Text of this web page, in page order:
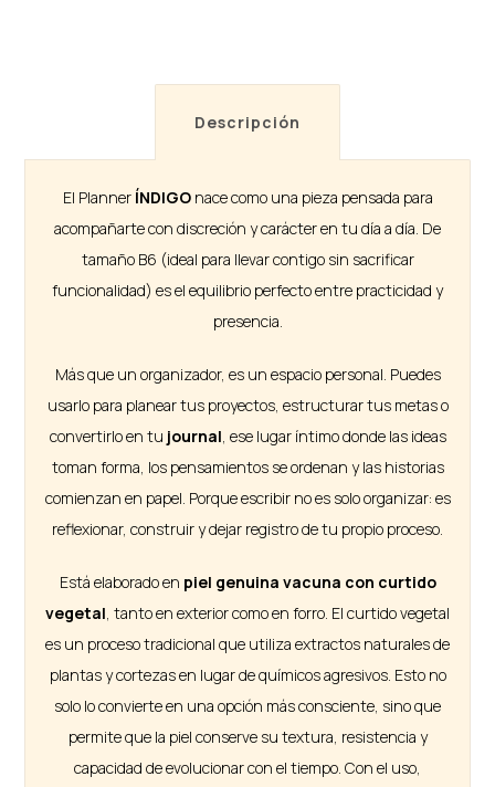
Descripción
El Planner ÍNDIGOnace como una pieza pensada para
acompañarte con discreción y carácter en tu día a día. De
tamaño B6 (ideal para llevar contigo sin sacrificar
funcionalidad) es el equilibrio perfecto entre practicidad y
presencia.
Más que un organizador, es un espacio personal. Puedes
usarlo para planear tus proyectos, estructurar tus metas o
convertirlo en tu journal, ese lugar íntimo donde las ideas
toman forma, los pensamientos se ordenan y las historias
comienzan en papel. Porque escribir no es solo organizar: es
reflexionar, construir y dejar registro de tu propio proceso.
Está elaborado en piel genuina vacuna con curtido
vegetal, tanto en exterior como en forro. El curtido vegetal
es un proceso tradicional que utiliza extractos naturales de
plantas y cortezas en lugar de químicos agresivos. Esto no
solo lo convierte en una opción más consciente, sino que
permite que la piel conserve su textura, resistencia y
capacidad de evolucionar con el tiempo. Con el uso,